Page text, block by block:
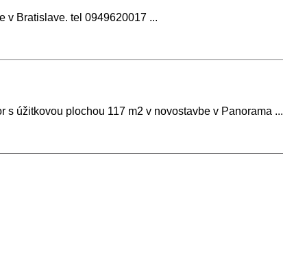
v Bratislave. tel 0949620017 ...
úžitkovou plochou 117 m2 v novostavbe v Panorama ...